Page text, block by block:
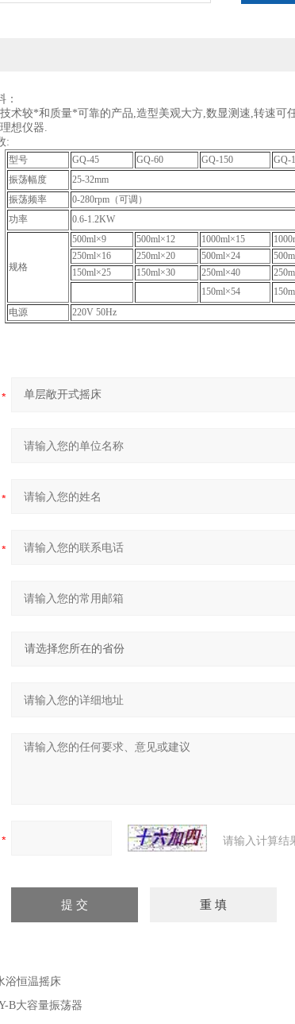
：
术较*和质量*可靠的产品,造型美观大方,数显测速,转速
想仪器.
:
型号 GQ-45 GQ-60 GQ-150 GQ-
振荡幅度
25-32mm
振荡频率
0-280rpm（可调）
功率
0.6-1.2KW
规格
500ml×9 500ml×12 1000ml×15
250ml×16 250ml×20 500ml×24
150ml×25 150ml×30 250ml×40
150ml×54
电源
220V 50Hz
请输入计算结
浴恒温摇床
B大容量振荡器